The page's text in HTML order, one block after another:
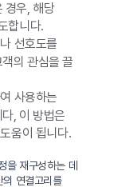
경우, 해당
합니다.
선호도를
의 관심을 끌
사용하는
, 이 방법은
움이 됩니다.
을 재구성하는 데
연결고리를